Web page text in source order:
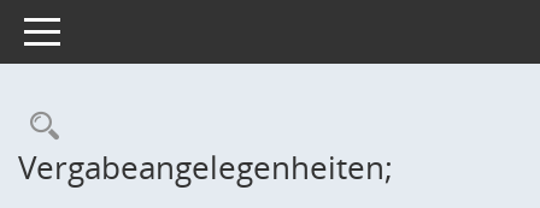
Toggle navigation
Rechercheauswahl
Vergabeangelegenheiten;